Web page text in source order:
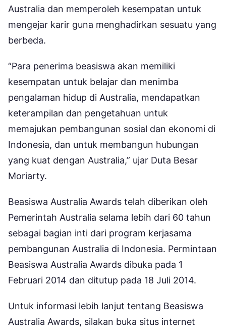
Australia dan memperoleh kesempatan untuk
mengejar karir guna menghadirkan sesuatu yang
berbeda.
“Para penerima beasiswa akan memiliki
kesempatan untuk belajar dan menimba
pengalaman hidup di Australia, mendapatkan
keterampilan dan pengetahuan untuk
memajukan pembangunan sosial dan ekonomi di
Indonesia, dan untuk membangun hubungan
yang kuat dengan Australia,” ujar Duta Besar
Moriarty.
Beasiswa Australia Awards telah diberikan oleh
Pemerintah Australia selama lebih dari 60 tahun
sebagai bagian inti dari program kerjasama
pembangunan Australia di Indonesia. Permintaan
Beasiswa Australia Awards dibuka pada 1
Februari 2014 dan ditutup pada 18 Juli 2014.
Untuk informasi lebih lanjut tentang Beasiswa
Australia Awards, silakan buka situs internet